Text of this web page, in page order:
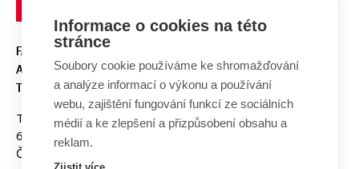
FAKULTA ELEKTROTECHNIKY
A KOMUNIKAČNÍCH
TECHNOLOGIÍ, VUT V BRNĚ
Technická 3058/10
616 00 Brno
Česká republika
Informace o cookies na této
stránce
Soubory cookie používáme ke shromažďování
a analýze informací o výkonu a používání
webu, zajištění fungování funkcí ze sociálních
médií a ke zlepšení a přizpůsobení obsahu a
reklam.